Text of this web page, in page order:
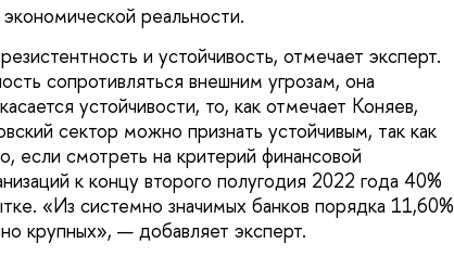
реальности.
и устойчивость, отмечает эксперт.
сопротивляться внешним угрозам, она
устойчивости, то, как отмечает Коняев,
сектор можно признать устойчивым, так как
смотреть на критерий финансовой
к концу второго полугодия 2022 года 40%
«Из системно значимых банков порядка 11,60%
крупных», — добавляет эксперт.